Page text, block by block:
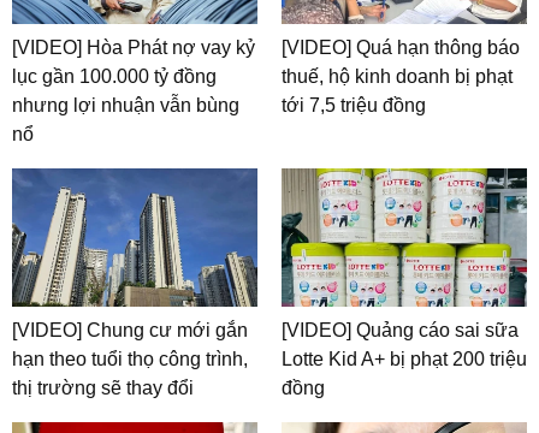
[VIDEO] Hòa Phát nợ vay kỷ
lục gần 100.000 tỷ đồng
nhưng lợi nhuận vẫn bùng
nổ
[VIDEO] Quá hạn thông báo
thuế, hộ kinh doanh bị phạt
tới 7,5 triệu đồng
[VIDEO] Chung cư mới gắn
hạn theo tuổi thọ công trình,
thị trường sẽ thay đổi
[VIDEO] Quảng cáo sai sữa
Lotte Kid A+ bị phạt 200 triệu
đồng